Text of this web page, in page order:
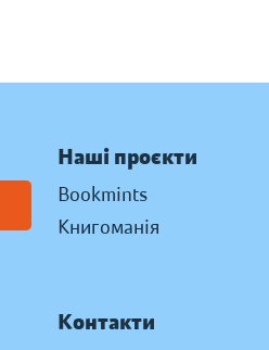
Наші проєкти
Bookmints
Книгоманія
Контакти